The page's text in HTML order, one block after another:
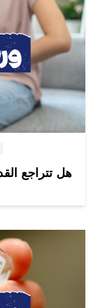
هل تتراجع